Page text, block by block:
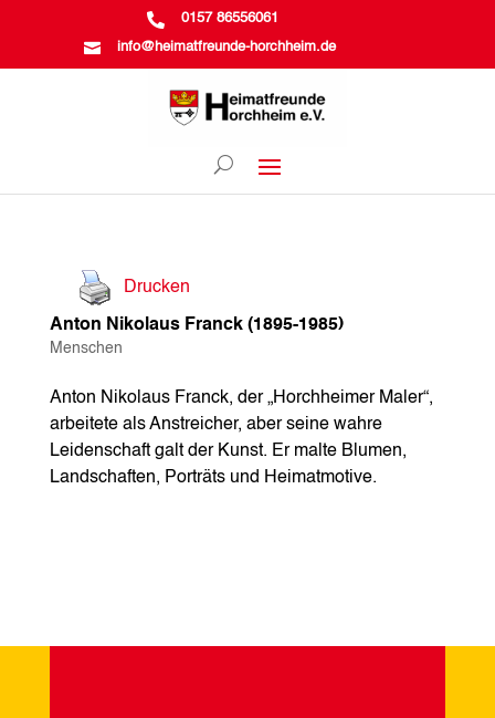
 0157 86556061
 info@heimatfreunde-horchheim.de
Drucken
Anton Nikolaus Franck (1895-1985)
Menschen
Anton Nikolaus Franck, der „Horchheimer Maler“,
arbeitete als Anstreicher, aber seine wahre
Leidenschaft galt der Kunst. Er malte Blumen,
Landschaften, Porträts und Heimatmotive.